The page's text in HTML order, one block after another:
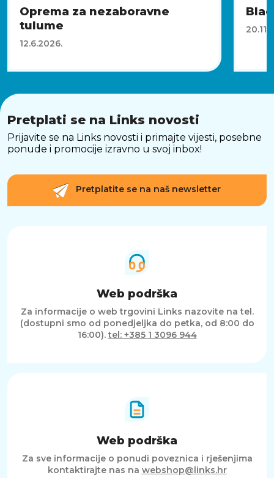
Oprema za nezaboravne
tulume
12.6.2026.
Pretplati se na Links novosti
Prijavite se na Links novosti i primajte vijesti, posebne
ponude i promocije izravno u svoj inbox!
Pretplatite se na naš newsletter
Web podrška
Za informacije o web trgovini Links nazovite na tel.
(dostupni smo od ponedjeljka do petka, od 8:00 do
16:00).tel: +385 1 3096 944
Web podrška
Za sve informacije o ponudi poveznica i rješenjima
kontaktirajte nas na webshop@links.hr